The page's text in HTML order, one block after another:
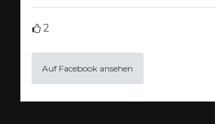
2
Auf Facebook ansehen